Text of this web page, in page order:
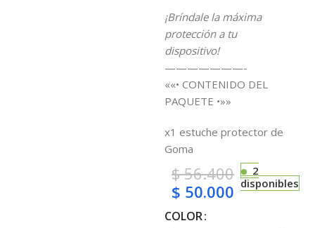
¡Bríndale la máxima
protección a tu
dispositivo!
———————-
««• CONTENIDO DEL
PAQUETE •»»
x1 estuche protector de
Goma
$56.400
$ 50.000
2
disponibles
COLOR